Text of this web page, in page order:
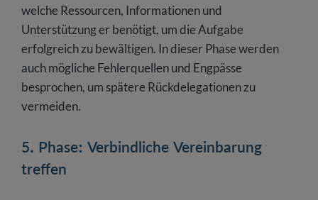
welche Ressourcen, Informationen und
Unterstützung er benötigt, um die Aufgabe
erfolgreich zu bewältigen. In dieser Phase werden
auch mögliche Fehlerquellen und Engpässe
besprochen, um spätere Rückdelegationen zu
vermeiden.
5. Phase: Verbindliche Vereinbarung
treffen